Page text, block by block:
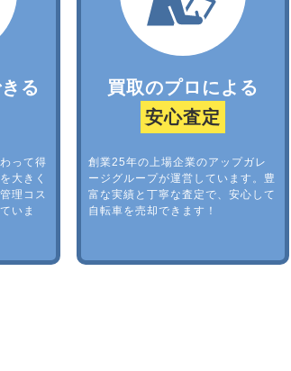
る
って得
大きく
理コス
いま
買取のプロによる
安心査定
創業25年の上場企業のアップガレ
ージグループが運営しています。豊
富な実績と丁寧な査定で、安心して
自転車を売却できます！